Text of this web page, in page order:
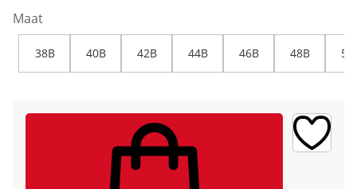
Maat
38B 40B 42B 44B 46B 48B